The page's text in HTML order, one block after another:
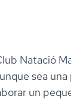
Natació
sea
un